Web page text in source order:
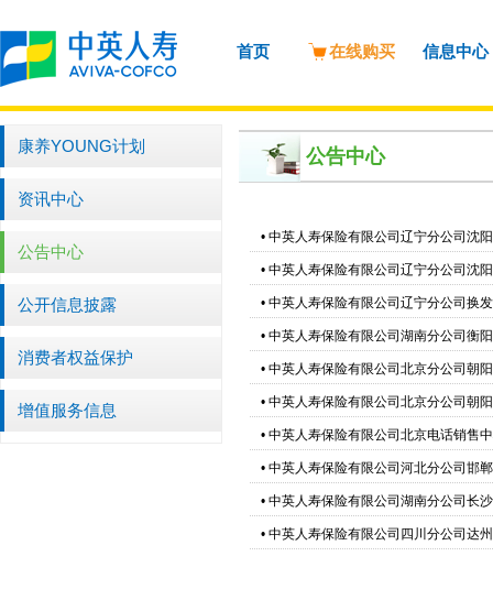
首页 在线购买 信息中心
康养YOUNG计划
资讯中心
公告中心
公开信息披露
消费者权益保护
增值服务信息
公告中心
• 中英人寿保险有限公司辽宁分公司沈
• 中英人寿保险有限公司辽宁分公司沈
• 中英人寿保险有限公司辽宁分公司换
• 中英人寿保险有限公司湖南分公司衡
• 中英人寿保险有限公司北京分公司朝
• 中英人寿保险有限公司北京分公司朝
• 中英人寿保险有限公司北京电话销售
• 中英人寿保险有限公司河北分公司邯
• 中英人寿保险有限公司湖南分公司长
• 中英人寿保险有限公司四川分公司达